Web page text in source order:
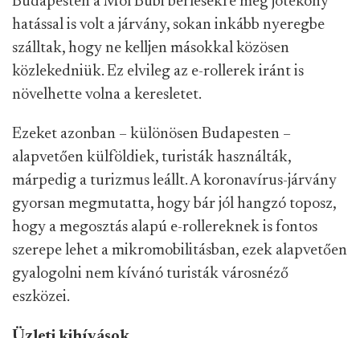
hatással is volt a járvány, sokan inkább nyeregbe
szálltak, hogy ne kelljen másokkal közösen
közlekedniük. Ez elvileg az e-rollerek iránt is
növelhette volna a keresletet.
Ezeket azonban – különösen Budapesten –
alapvetően külföldiek, turisták használták,
márpedig a turizmus leállt. A koronavírus-járvány
gyorsan megmutatta, hogy bár jól hangzó toposz,
hogy a megosztás alapú e-rollereknek is fontos
szerepe lehet a mikromobilitásban, ezek alapvetően
gyalogolni nem kívánó turisták városnéző
eszközei.